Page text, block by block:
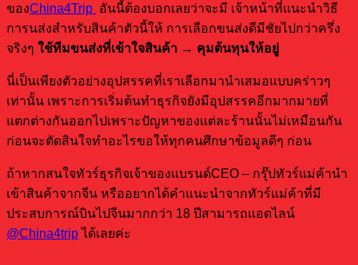
ของChina4Trip อันนี้ต้องบอกเลยว่าจะมี เจ้าหน้าที่แนะนำวิธี
การนส่งสำหรับสินค้าตัวนี้ให้ การเลือกขนส่งดีมีชัยไปกว่าครึ่ง
จริงๆ ใช้ทีมขนส่งที่เข้าใจสินค้า → คุมต้นทุนให้อยู่
นี่เป็นเพียงตัวอย่างอุปสรรคที่เราเลือกมานำเสมอแบบคร่าวๆ
เท่านั้น เพราะการเริ่มต้นทำธุรกิจยังมีอุปสรรคอีกมากมายที่
แตกต่างกันออกไปเพราะปัญหาของแต่ละร้านนั้นไม่เหมือนกัน
ก่อนจะตัดสินใจทำอะไรขอให้ทุกคนศึกษาข้อมูลดีๆ ก่อน
ถ้าหากสนใจทัวร์ธุรกิจเจ้าของแบรนด์CEO – กรุ๊ปทัวร์แม่ค้านำ
เข้าสินค้าจากจีน หรืออยากได้คำแนะนำจากทัวร์แม่ค้าที่มี
ประสบการณ์บินไปจีนมากกว่า 18 ปีสามารถแอดไลน์
@China4tripได้เลยค่ะ